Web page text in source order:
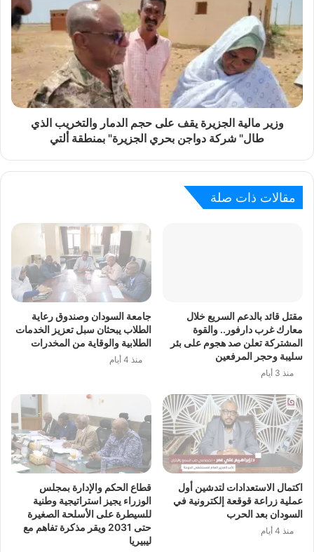
وزير مالية الجزيرة يقف على حجم الدمار والتخريب الذي
طال" شركة دواجن بحري الجزيرة" بمنطقة ألتي
مقالات ذات صلة
مقتل قائد بالدعم السريع خلال
معارك غرب دارفور.. والقوة
المشتركة تعلن صد هجوم على بئر
سليبة وحجر المرفعين
منذ 3 أيام
جامعة السودان وصندوق رعاية
الطلاب يبحثان سبل تعزيز الخدمات
الطلابية والوقاية من المخدرات
منذ 4 أيام
اكتمال الاستعدادات لتدشين أول
عملية زراعة قوقعة إلكترونية في
السودان بعد الحرب
منذ 4 أيام
قطاع الحكم والإدارة بمجلس
الوزراء يجيز استراتيجية وطنية
للسيطرة على الأسلحة الصغيرة
حتى 2031 ويقر مذكرة تفاهم مع
ليبيريا